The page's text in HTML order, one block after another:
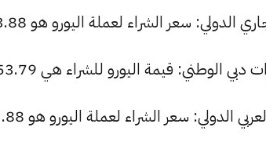
سعر الشراء لعملة اليورو هو 53.88 جنيها، وسعر البيع هو 54.21 جنيها.
قيمة اليورو للشراء هي 53.79 جنيها، وللبيع 53.99 جنيها.
سعر الشراء لعملة اليورو هو 53.88 جنيها، وسعر البيع هو 54.20 جنيها.